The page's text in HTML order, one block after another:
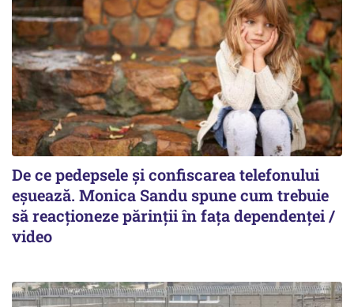
De ce pedepsele și confiscarea telefonului
eșuează. Monica Sandu spune cum trebuie
să reacționeze părinții în fața dependenței /
video